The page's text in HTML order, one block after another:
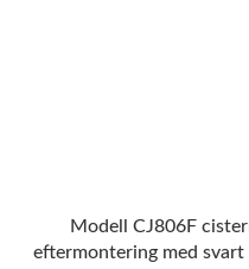
Modell CJ806F
eftermontering med